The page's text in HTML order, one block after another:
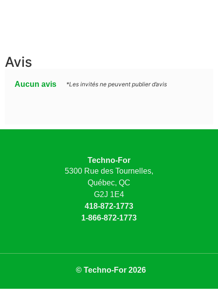
Avis
Aucun avis *Les invités ne peuvent publier d’avis
Techno-For
5300 Rue des Tournelles,
Québec, QC
G2J 1E4
418-872-1773
1-866-872-1773
© Techno-For 2026